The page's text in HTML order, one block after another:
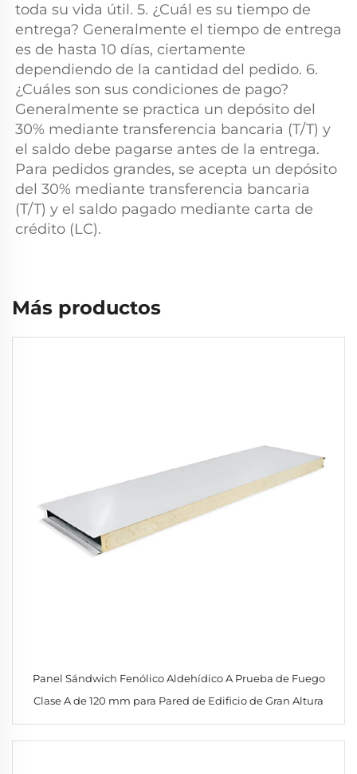
toda su vida útil. 5. ¿Cuál es su tiempo de
entrega? Generalmente el tiempo de entrega
es de hasta 10 días, ciertamente
dependiendo de la cantidad del pedido. 6.
¿Cuáles son sus condiciones de pago?
Generalmente se practica un depósito del
30% mediante transferencia bancaria (T/T) y
el saldo debe pagarse antes de la entrega.
Para pedidos grandes, se acepta un depósito
del 30% mediante transferencia bancaria
(T/T) y el saldo pagado mediante carta de
crédito (LC).
Más productos
Panel Sándwich Fenólico Aldehídico A Prueba de Fuego
Clase A de 120 mm para Pared de Edificio de Gran Altura